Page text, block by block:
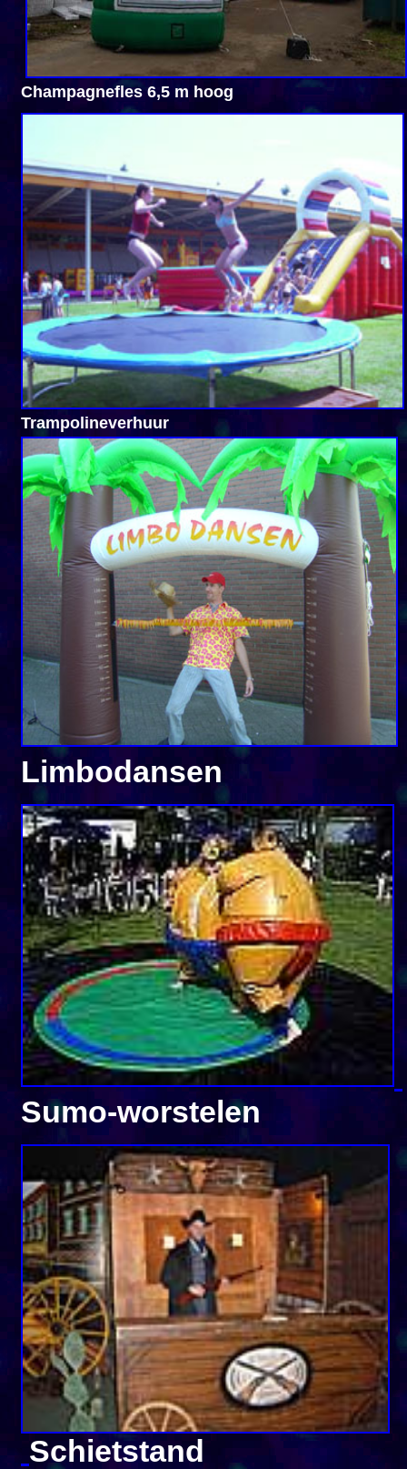
Champagnefles 6,5 m hoog
Trampolineverhuur
Limbodansen
Sumo-worstelen
Schietstand